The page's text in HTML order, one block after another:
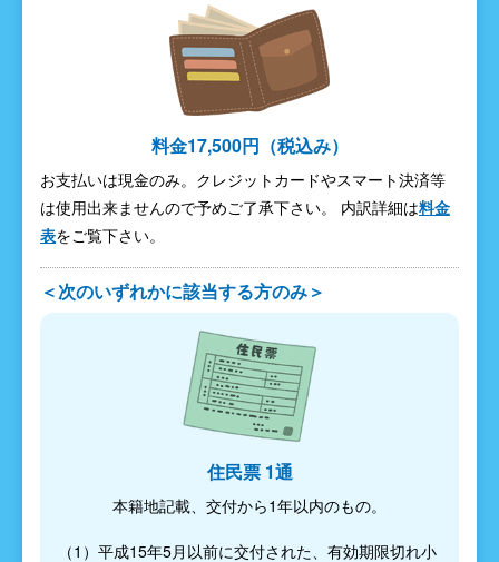
料金17,500円（税込み）
お支払いは現金のみ。クレジットカードやスマート決済等
は使用出来ませんので予めご了承下さい。 内訳詳細は料金
表をご覧下さい。
＜次のいずれかに該当する方のみ＞
住民票 1通
本籍地記載、交付から1年以内のもの。
（1）平成15年5月以前に交付された、有効期限切れ小